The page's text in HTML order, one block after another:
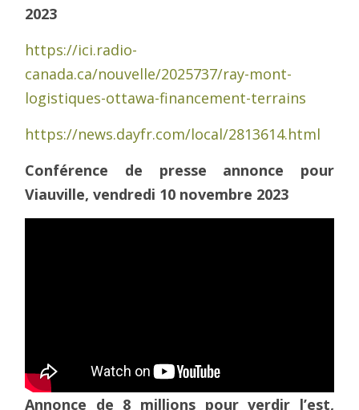
2023
https://ici.radio-
canada.ca/nouvelle/2025737/ray-mont-
logistiques-ottawa-financement-terrains
https://news.dayfr.com/local/2813614.html
Conférence de presse annonce pour
Viauville, vendredi 10 novembre 2023
Annonce de 8 millions pour verdir l’est,